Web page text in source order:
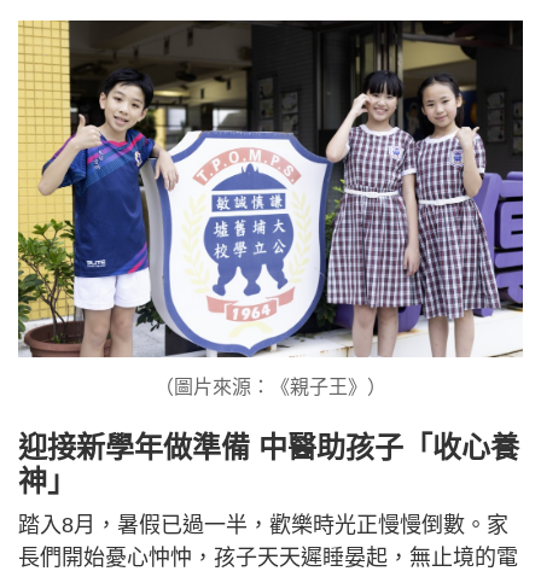
（圖片來源：《親子王》）
迎接新學年做準備 中醫助孩子「收心養
神」
踏入8月，暑假已過一半，歡樂時光正慢慢倒數。家
長們開始憂心忡忡，孩子天天遲睡晏起，無止境的電